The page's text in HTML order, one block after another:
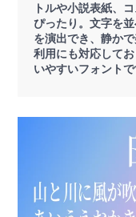
トルや小説表紙、
ぴったり。文字を
を演出でき、静か
利用にも対応して
いやすいフォントで